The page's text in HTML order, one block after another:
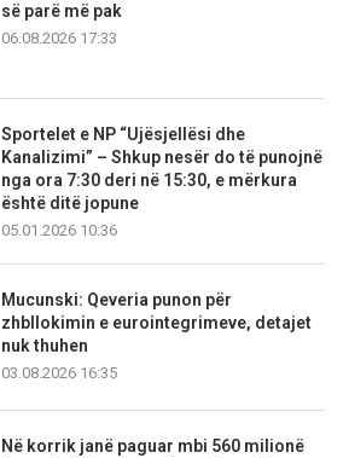
së parë më pak
06.08.2026 17:33
Sportelet e NP “Ujësjellësi dhe
Kanalizimi” – Shkup nesër do të punojnë
nga ora 7:30 deri në 15:30, e mërkura
është ditë jopune
05.01.2026 10:36
Mucunski: Qeveria punon për
zhbllokimin e eurointegrimeve, detajet
nuk thuhen
03.08.2026 16:35
Në korrik janë paguar mbi 560 milionë